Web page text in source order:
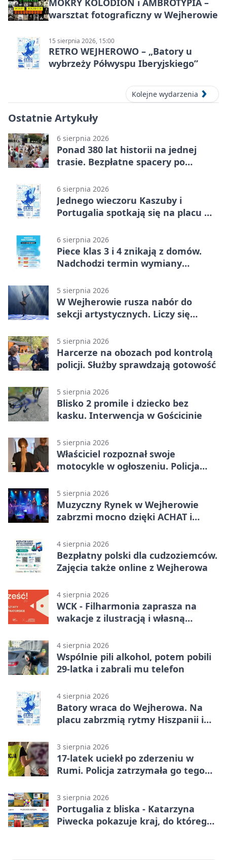
MOKRY KOLODION i AMBROTYPIA –
warsztat fotograficzny w Wejherowie
15 sierpnia 2026, 15:00
RETRO WEJHEROWO – „Batory u
wybrzeży Półwyspu Iberyjskiego”
Kolejne wydarzenia
Ostatnie Artykuły
6 sierpnia 2026
Ponad 380 lat historii na jednej
trasie. Bezpłatne spacery po
6 sierpnia 2026
Jednego wieczoru Kaszuby i
Portugalia spotkają się na placu w
6 sierpnia 2026
Piece klas 3 i 4 znikają z domów.
Nadchodzi termin wymiany
5 sierpnia 2026
W Wejherowie rusza nabór do
sekcji artystycznych. Liczy się
5 sierpnia 2026
Harcerze na obozach pod kontrolą
policji. Służby sprawdzają gotowość
5 sierpnia 2026
Blisko 2 promile i dziecko bez
kasku. Interwencja w Gościcinie
5 sierpnia 2026
Właściciel rozpoznał swoje
motocykle w ogłoszeniu. Policja
5 sierpnia 2026
Muzyczny Rynek w Wejherowie
zabrzmi mocno dzięki ACHAT i
4 sierpnia 2026
Bezpłatny polski dla cudzoziemców.
Zajęcia także online z Wejherowa
4 sierpnia 2026
WCK - Filharmonia zaprasza na
wakacje z ilustracją i własną
4 sierpnia 2026
Wspólnie pili alkohol, potem pobili
29-latka i zabrali mu telefon
4 sierpnia 2026
Batory wraca do Wejherowa. Na
placu zabrzmią rytmy Hiszpanii i
3 sierpnia 2026
17-latek uciekł po zderzeniu w
Rumi. Policja zatrzymała go tego
3 sierpnia 2026
Portugalia z bliska - Katarzyna
Piwecka pokazuje kraj, do którego